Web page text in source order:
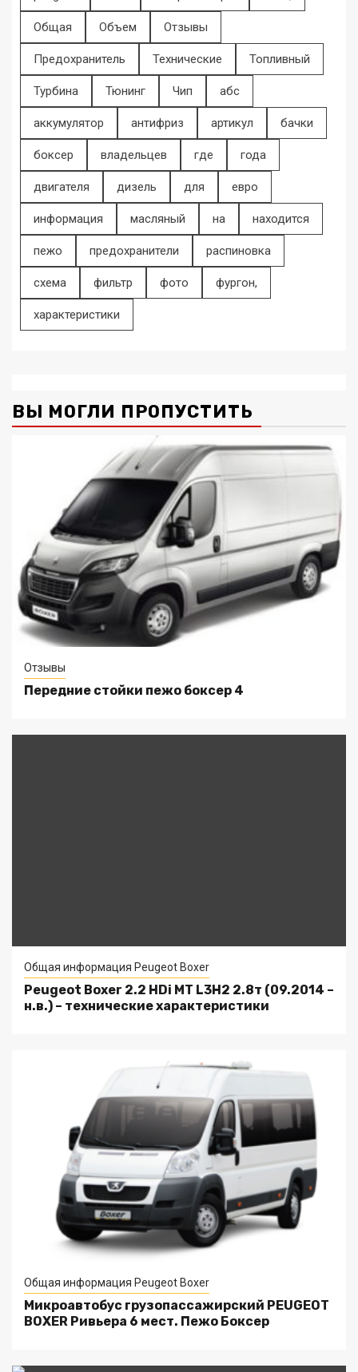
Общая Объем Отзывы
Предохранитель Технические Топливный
Турбина Тюнинг Чип абс
аккумулятор антифриз артикул бачки
боксер владельцев где года
двигателя дизель для евро
информация масляный на находится
пежо предохранители распиновка
схема фильтр фото фургон,
характеристики
ВЫ МОГЛИ ПРОПУСТИТЬ
Отзывы
Передние стойки пежо боксер 4
Общая информация Peugeot Boxer
Peugeot Boxer 2.2 HDi MT L3H2 2.8т (09.2014 –
н.в.) – технические характеристики
Общая информация Peugeot Boxer
Микроавтобус грузопассажирский PEUGEOT
BOXER Ривьера 6 мест. Пежо Боксер